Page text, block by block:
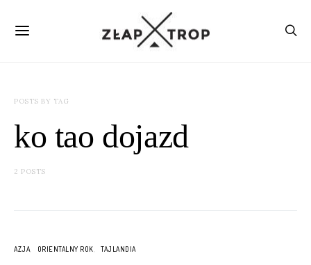
POSTS BY TAG
ko tao dojazd
2 POSTS
AZJA ORIENTALNY ROK TAJLANDIA